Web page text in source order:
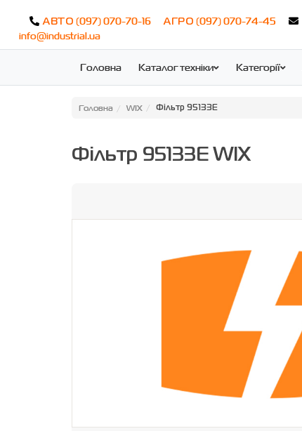
АВТО (097) 070-70-16 АГРО (097) 070-74-45
info@industrial.ua
Головна Каталог техніки Категорії
Головна WIX Фільтр 95133E
Фільтр 95133E WIX